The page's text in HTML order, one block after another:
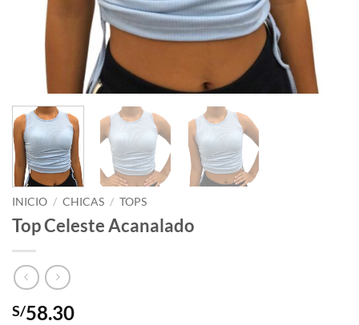
INICIO / CHICAS / TOPS
Top Celeste Acanalado
S/58.30